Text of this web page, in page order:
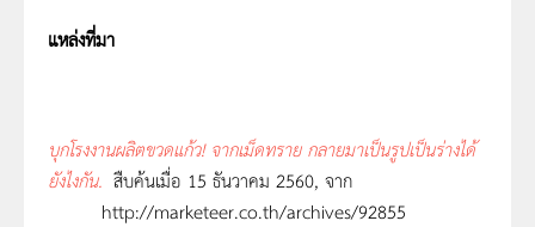
แหล่งที่มา
บุกโรงงานผลิตขวดแก้ว! จากเม็ดทราย กลายมาเป็นรูปเป็นร่างได้
ยังไงกัน. สืบค้นเมื่อ 15 ธันวาคม 2560, จาก
http://marketeer.co.th/archives/92855